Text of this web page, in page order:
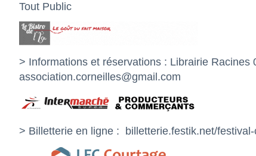
Tout Public
> Informations et réservations : Librairie Racines
association.corneilles@gmail.com
> Billetterie en ligne : billetterie.festik.net/